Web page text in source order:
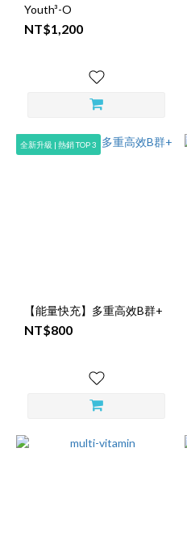
Youth³-O
NT$1,200
全新升級 | 熱銷 TOP 3
【能量快充】多重高效B群+
NT$800